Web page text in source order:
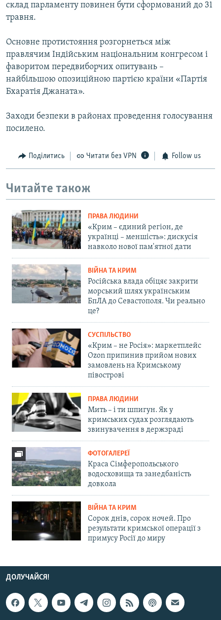
склад парламенту повинен бути сформований до 31
травня.
Основне протистояння розгорнеться між
правлячим Індійським національним конгресом і
фаворитом передвиборчих опитувань –
найбільшою опозиційною партією країни «Партія
Бхаратія Джаната».
Заходи безпеки в районах проведення голосування
посилено.
Поділитись Читати без VPN Follow us
Читайте також
ПРАВА ЛЮДИНИ
«Крим – єдиний регіон, де
українці – меншість»: дискусія
навколо нової пам'ятної дати
ВІЙНА ТА КРИМ
Російська влада обіцяє закрити
морський шлях українським
БпЛА до Севастополя. Чи реально
це?
СУСПІЛЬСТВО
«Крим – не Росія»: маркетплейс
Ozon припинив прийом нових
замовлень на Кримському
півострові
ПРАВА ЛЮДИНИ
Мить – і ти шпигун. Як у
кримських судах розглядають
звинувачення в держзраді
ФОТОГАЛЕРЕЇ
Краса Сімферопольського
водосховища та занедбаність
довкола
ВІЙНА ТА КРИМ
Сорок днів, сорок ночей. Про
результати кримської операції з
примусу Росії до миру
ДОЛУЧАЙСЯ!